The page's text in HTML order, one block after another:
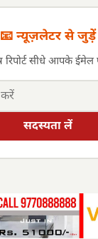
📧 न्यूज़लेटर से जुड़ें
सीधे आपके
सदस्यता लें